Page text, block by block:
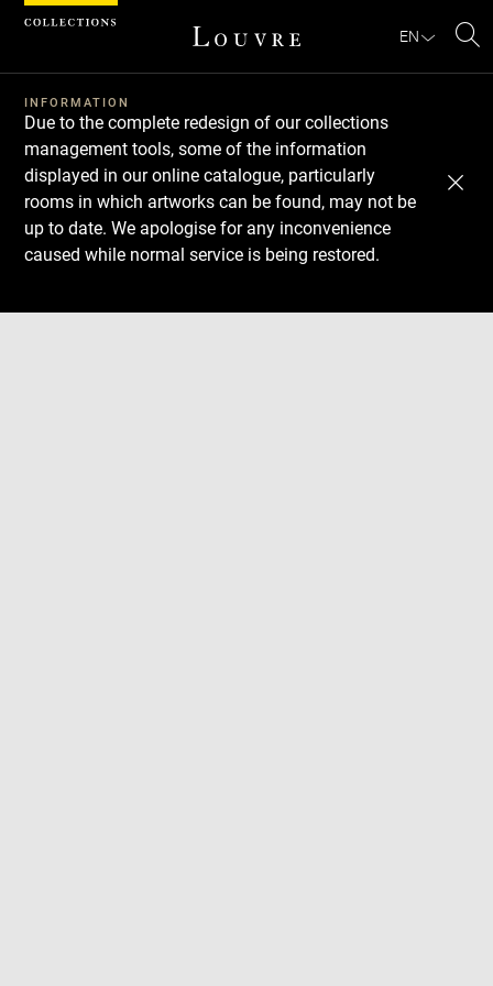
EN
INFORMATION
Due to the complete redesign of our collections
management tools, some of the information
displayed in our online catalogue, particularly
rooms in which artworks can be found, may not be
up to date. We apologise for any inconvenience
caused while normal service is being restored.
Download
Next
Previous
Cookies management panel